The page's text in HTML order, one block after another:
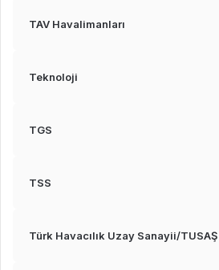
TAV Havalimanları
Teknoloji
TGS
TSS
Türk Havacılık Uzay Sanayii/TUSAŞ